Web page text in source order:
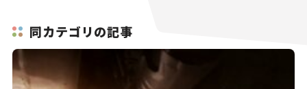
同カテゴリの記事